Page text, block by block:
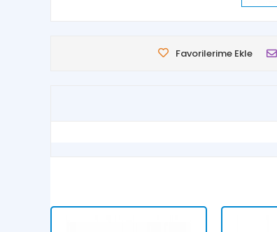
Favorilerime Ekle